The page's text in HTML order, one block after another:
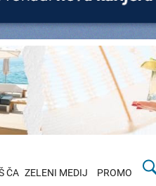
ČA ZELENI MEDIJ PROMO